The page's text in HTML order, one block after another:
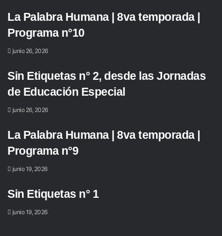
La Palabra Humana | 8va temporada |
Programa n°10
junio 26, 2026
Sin Etiquetas n° 2, desde las Jornadas
de Educación Especial
junio 26, 2026
La Palabra Humana | 8va temporada |
Programa n°9
junio 19, 2026
Sin Etiquetas n° 1
junio 19, 2026